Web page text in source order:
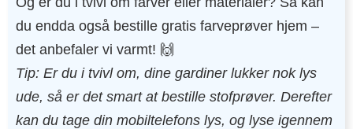
du endda også bestille gratis farveprøver hjem –
det anbefaler vi varmt! 🙌
Tip: Er du i tvivl om, dine gardiner lukker nok lys
ude, så er det smart at bestille stofprøver. Derefter
kan du tage din mobiltelefons lys, og lyse igennem